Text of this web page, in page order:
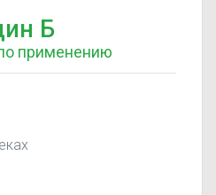
Б
применению